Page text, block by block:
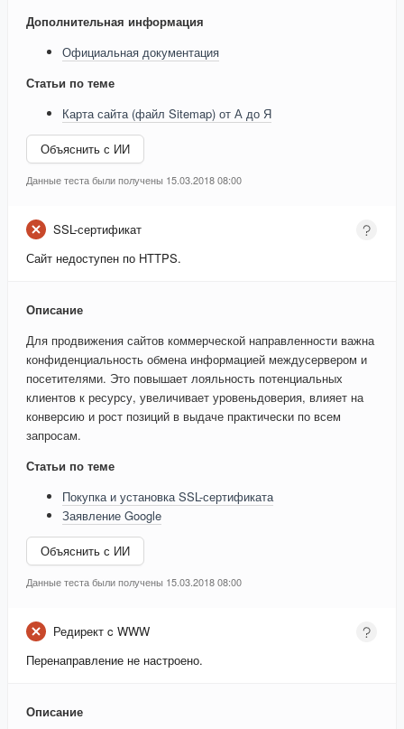
Дополнительная информация
Официальная документация
Статьи по теме
Карта сайта (файл Sitemap) от А до Я
Объяснить с ИИ
Данные теста были получены 15.03.2018 08:00
SSL-сертификат
Сайт недоступен по HTTPS.
Описание
Для продвижения сайтов коммерческой направленности важна
конфиденциальность обмена информацией междусервером и
посетителями. Это повышает лояльность потенциальных
клиентов к ресурсу, увеличивает уровеньдоверия, влияет на
конверсию и рост позиций в выдаче практически по всем
запросам.
Статьи по теме
Покупка и установка SSL-сертификата
Заявление Google
Объяснить с ИИ
Данные теста были получены 15.03.2018 08:00
Редирект c WWW
Перенаправление не настроено.
Описание